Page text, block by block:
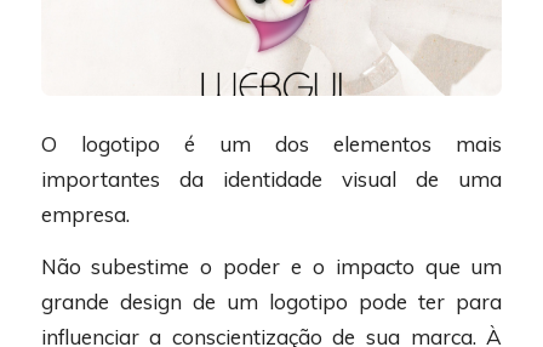
O logotipo é um dos elementos mais
importantes da identidade visual de uma
empresa.
Não subestime o poder e o impacto que um
grande design de um logotipo pode ter para
influenciar a conscientização de sua marca. À